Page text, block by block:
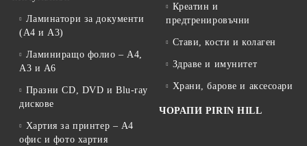
Ламинатори за документи
(A4 и A3)
Ламиниращо фолио – A4,
A3 и A6
Празни CD, DVD и Blu-ray
дискове
Хартия за принтер – A4
офис и фото хартия
Креатин и
предтренировъчни
Стави, кости и колаген
Здраве и имунитет
Храни, барове и аксесоари
ЧОРАПИ PIRIN HILL